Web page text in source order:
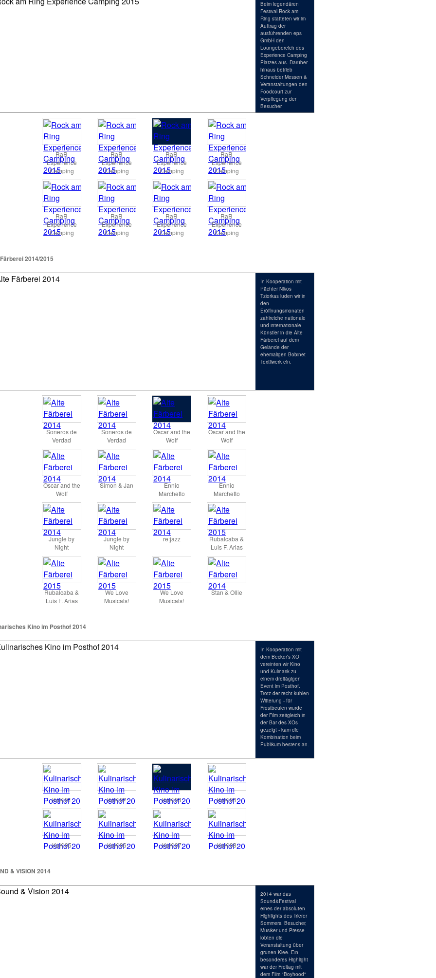
Beim legendären
Festival Rock am
Ring statteten wir im
Auftrag der
ausführenden eps
GmbH den
Loungebereich des
Experience Camping
Platzes aus. Darüber
hinaus betrieb
Schneider Messen &
Veranstaltungen den
Foodcourt zur
Verpflegung der
Besucher.
RaR
Experience
Camping
RaR
Experience
Camping
RaR
Experience
Camping
RaR
Experience
Camping
RaR
Experience
Camping
RaR
Experience
Camping
RaR
Experience
Camping
RaR
Experience
Camping
2014/2015
In Kooperation mit
Pächter Nikos
Tziorkas luden wir in
den
Eröffnungsmonaten
zahlreiche nationale
und internationale
Künstler in die Alte
Färberei auf dem
Gelände der
ehemaligen Bobinet
Textilwerk ein.
Soneros de
Verdad
Soneros de
Verdad
Oscar and the
Wolf
Oscar and the
Wolf
Oscar and the
Wolf
Simon & Jan
Ennio
Marchetto
Ennio
Marchetto
Jungle by
Night
Jungle by
Night
re:jazz
Rubalcaba &
Luis F. Arias
Rubalcaba &
Luis F. Arias
We Love
Musicals!
We Love
Musicals!
Stan & Ollie
Kino im Posthof 2014
In Kooperation mit
dem Becker's XO
vereinten wir Kino
und Kulinarik zu
einem dreitägigen
Event im Posthof.
Trotz der recht kühlen
Witterung - für
Frostbeulen wurde
der Film zeitgleich in
der Bar des XOs
gezeigt - kam die
Kombination beim
Publikum bestens an.
KuKi01 KuKi02 KuKi03 KuKi04
KuKi05 KuKi06 KuKi07 KuKi08
& VISION 2014
2014 war das
Sound&Festival
eines der absoluten
Highlights des Trierer
Sommers. Besucher,
Musiker und Presse
lobten die
Veranstaltung über
grünen Klee. Ein
besonderes Highlight
war der Freitag mit
dem Film "Boyhood"